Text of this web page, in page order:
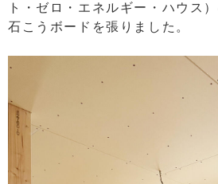
ト・ゼロ・エネルギー・ハウス
石こうボードを張りました。